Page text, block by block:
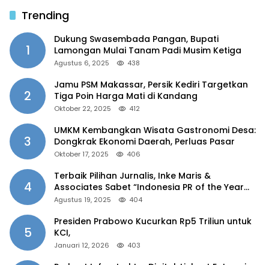
Trending
1
Dukung Swasembada Pangan, Bupati
Lamongan Mulai Tanam Padi Musim Ketiga
Agustus 6, 2025 438
2
Jamu PSM Makassar, Persik Kediri Targetkan
Tiga Poin Harga Mati di Kandang
Oktober 22, 2025 412
3
UMKM Kembangkan Wisata Gastronomi Desa:
Dongkrak Ekonomi Daerah, Perluas Pasar
Oktober 17, 2025 406
4
Terbaik Pilihan Jurnalis, Inke Maris &
Associates Sabet “Indonesia PR of the Year
2025”
Agustus 19, 2025 404
5
Presiden Prabowo Kucurkan Rp5 Triliun untuk
KCI,
Januari 12, 2026 403